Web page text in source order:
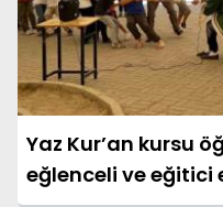
Yaz Kur’an kursu
eğlenceli ve eğitici